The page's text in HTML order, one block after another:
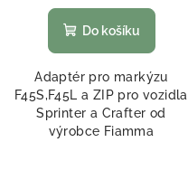
Do košíku
Adaptér pro markýzu
F45S,F45L a ZIP pro vozidla
Sprinter a Crafter od
výrobce Fiamma